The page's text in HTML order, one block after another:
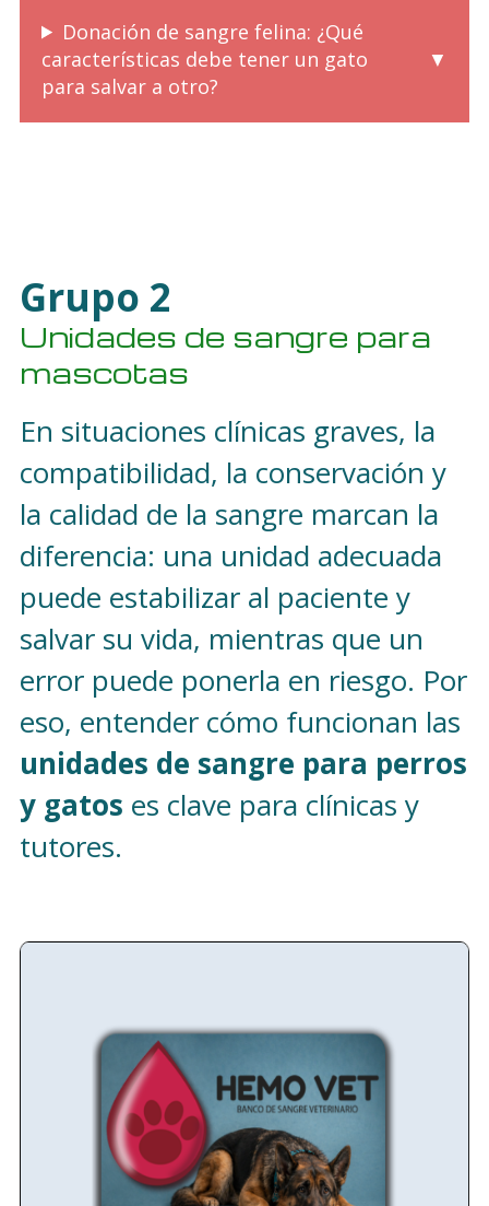
Donación de sangre felina: ¿Qué
características debe tener un gato
para salvar a otro?
Grupo 2
Unidades de sangre para
mascotas
En situaciones clínicas graves, la
compatibilidad, la conservación y
la calidad de la sangre marcan la
diferencia: una unidad adecuada
puede estabilizar al paciente y
salvar su vida, mientras que un
error puede ponerla en riesgo. Por
eso, entender cómo funcionan las
unidades de sangre para perros
y gatos es clave para clínicas y
tutores.